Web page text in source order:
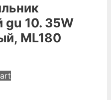
gu 10. 35W
ML180